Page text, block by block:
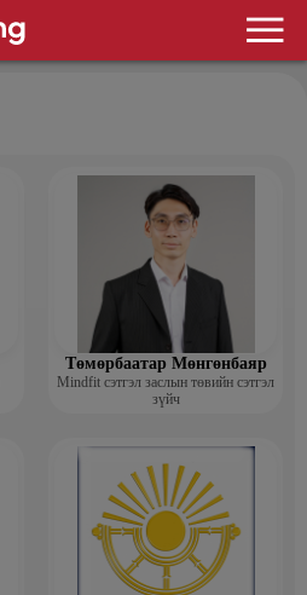
Төмөрбаатар Мөнгөнбаяр
Mindfit сэтгэл заслын төвийн сэтгэл
зүйч